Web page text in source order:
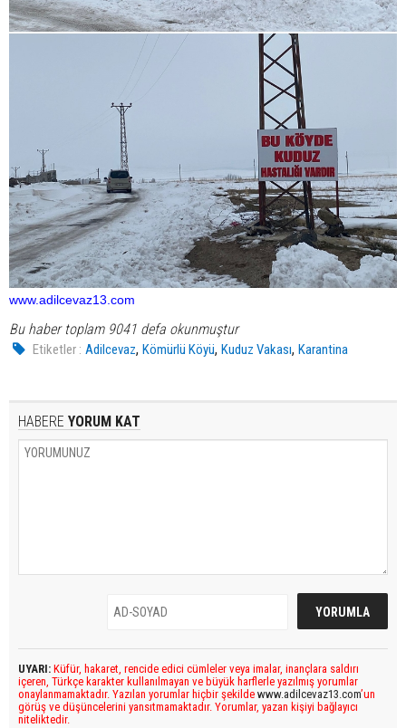
www.adilcevaz13.com
Bu haber toplam 9041 defa okunmuştur
Etiketler : Adilcevaz,Kömürlü Köyü,Kuduz Vakası,Karantina
HABERE YORUM KAT
UYARI: Küfür, hakaret, rencide edici cümleler veya imalar, inançlara saldırı
içeren, Türkçe karakter kullanılmayan ve büyük harflerle yazılmış yorumlar
onaylanmamaktadır. Yazılan yorumlar hiçbir şekilde www.adilcevaz13.com’un
görüş ve düşüncelerini yansıtmamaktadır. Yorumlar, yazan kişiyi bağlayıcı
niteliktedir.